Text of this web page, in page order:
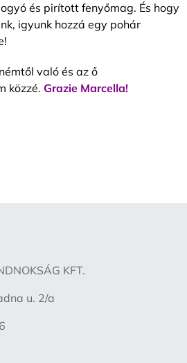
és pirított fenyőmag. És hogy
igyunk hozzá egy pohár
való és az ő
közzé. Grazie Marcella!
KFT.
u. 2/a